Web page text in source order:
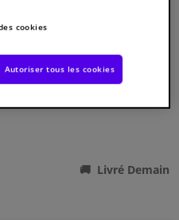
Livré Demain
cookies
Autoriser tous les cookies